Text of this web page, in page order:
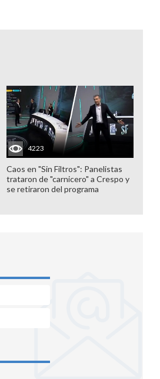
4223
Caos en "Sin Filtros": Panelistas
trataron de "carnicero" a Crespo y
se retiraron del programa